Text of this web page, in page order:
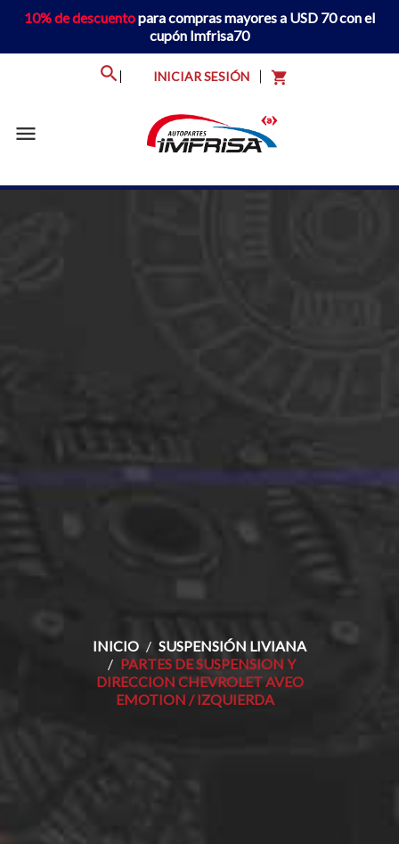
10% de descuentopara compras mayores a USD 70 con el
cupón Imfrisa70
INICIAR SESIÓN shopping_cart
menu
INICIO
SUSPENSIÓN LIVIANA
PARTES DE SUSPENSION Y
DIRECCION CHEVROLET AVEO
EMOTION / IZQUIERDA